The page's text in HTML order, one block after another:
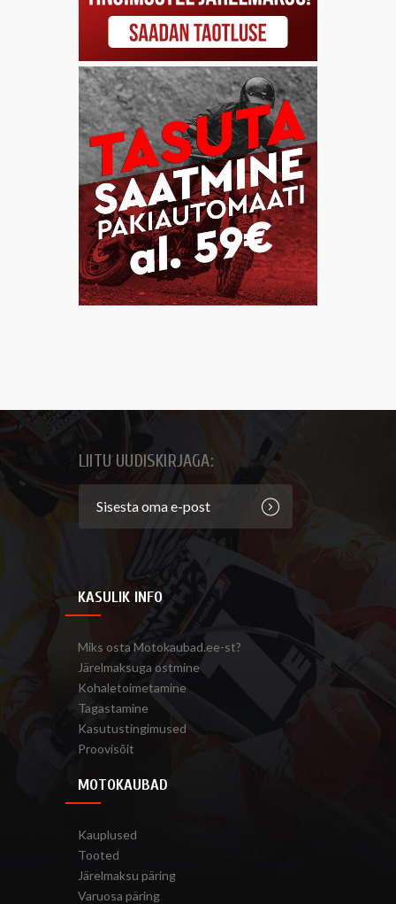
LIITU UUDISKIRJAGA:
KASULIK INFO
Miks osta Motokaubad.ee-st?
Järelmaksuga ostmine
Kohaletoimetamine
Tagastamine
Kasutustingimused
Proovisõit
MOTOKAUBAD
Kauplused
Tooted
Järelmaksu päring
Varuosa päring